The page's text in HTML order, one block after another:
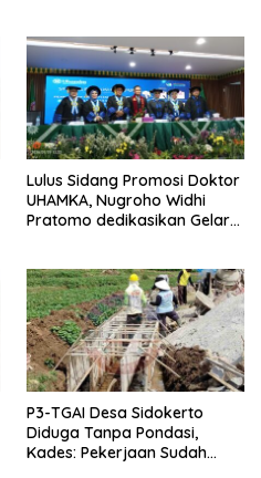
Lulus Sidang Promosi Doktor
UHAMKA, Nugroho Widhi
Pratomo dedikasikan Gelar
P3-TGAI Desa Sidokerto
Diduga Tanpa Pondasi,
Kades: Pekerjaan Sudah